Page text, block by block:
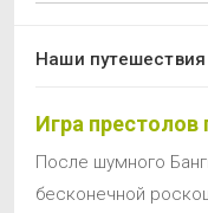
Наши путешествия
Игра
После шумного
бесконечной